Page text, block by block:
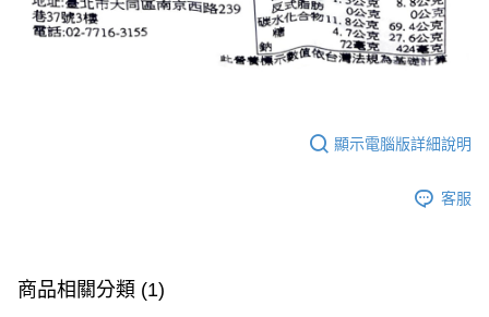
顯示電腦版詳細說明
客服
商品相關分類 (1)